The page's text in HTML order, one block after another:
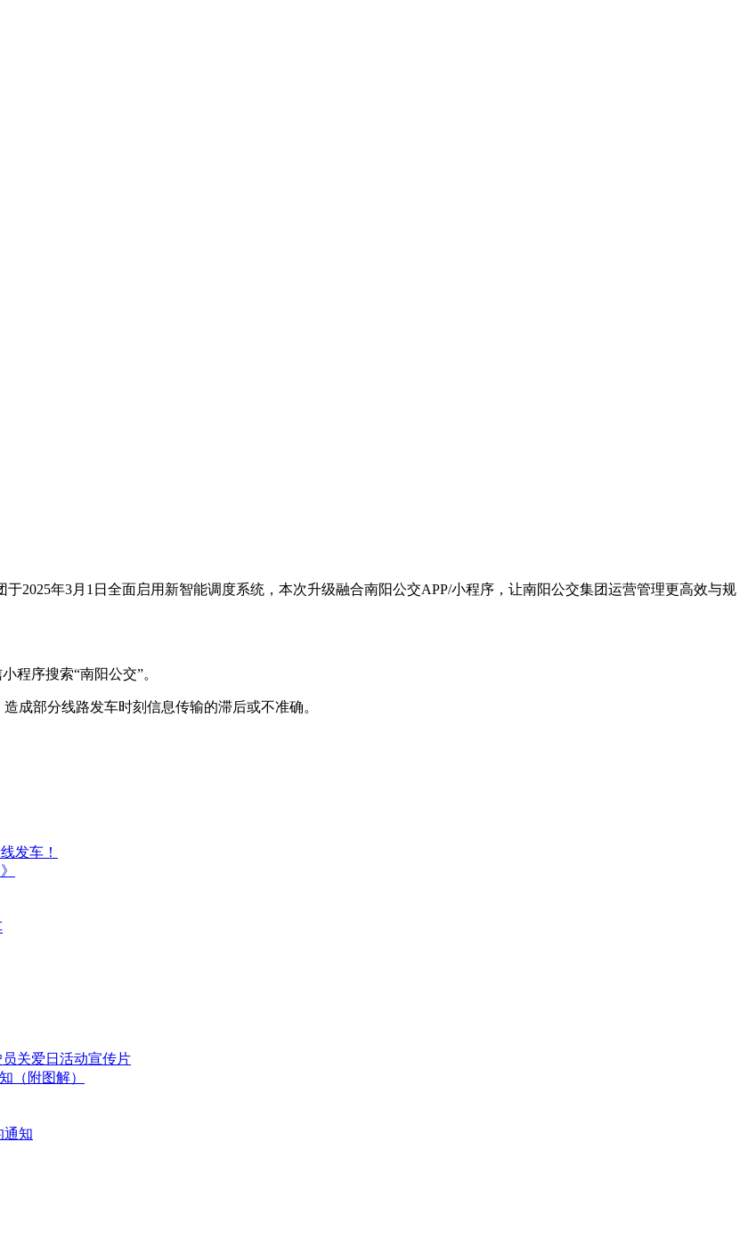
2025年3月1日全面启用新智能调度系统，本次升级融合南阳公交APP/小程序，让南阳公交集团运营管理更高效与规
程序搜索“南阳公交”。
成部分线路发车时刻信息传输的滞后或不准确。
发车！
关爱日活动宣传片
（附图解）
通知